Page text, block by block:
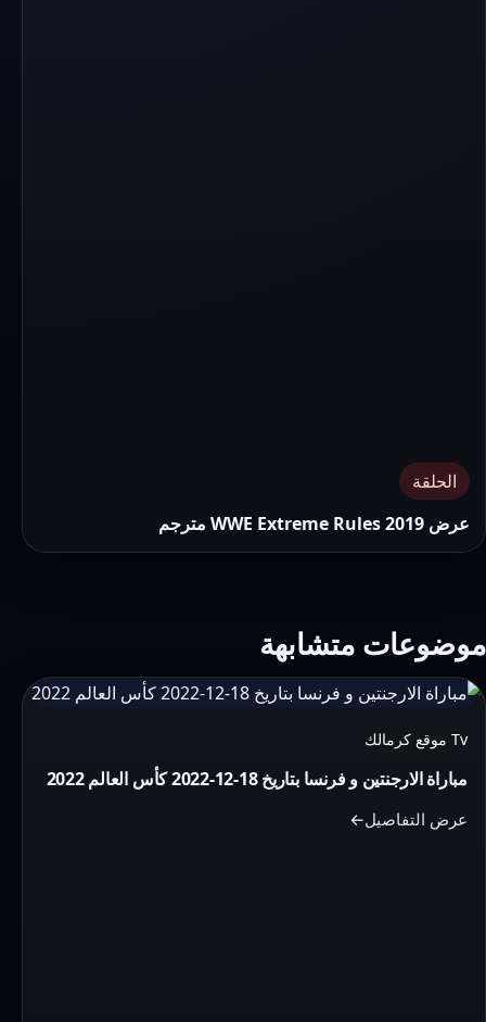
الحلقة
عرض WWE Extreme Rules 2019 مترجم
موضوعات متشابهة
التفاصيل:
الارجنتين
فرنسا
Tv موقع كرمالك
مباراة الارجنتين و فرنسا بتاريخ 18-12-2022 كأس العالم 2022
عرض التفاصيل